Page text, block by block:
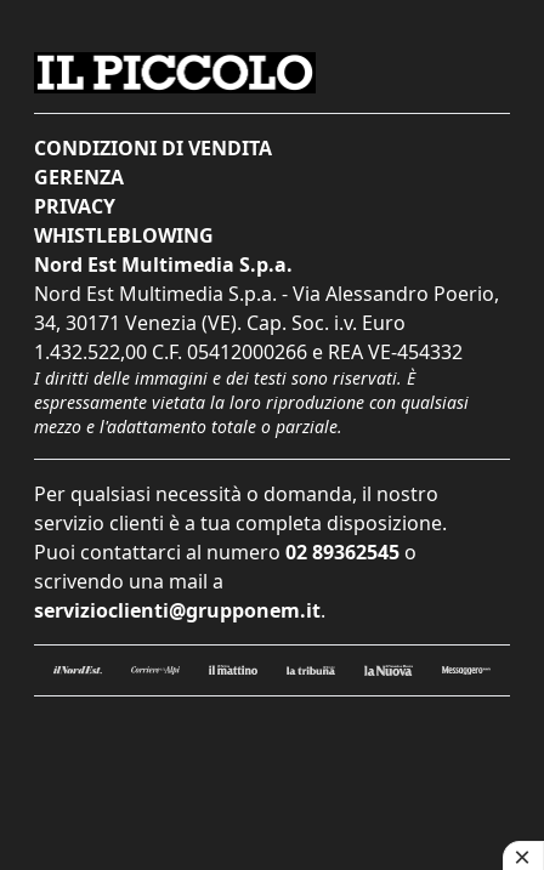
CONDIZIONI DI VENDITA
GERENZA
PRIVACY
WHISTLEBLOWING
Nord Est Multimedia S.p.a.
Nord Est Multimedia S.p.a. - Via Alessandro Poerio,
34, 30171 Venezia (VE). Cap. Soc. i.v. Euro
1.432.522,00 C.F. 05412000266 e REA VE-454332
I diritti delle immagini e dei testi sono riservati. È
espressamente vietata la loro riproduzione con qualsiasi
mezzo e l'adattamento totale o parziale.
Per qualsiasi necessità o domanda, il nostro
servizio clienti è a tua completa disposizione.
Puoi contattarci al numero 02 89362545 o
scrivendo una mail a
servizioclienti@grupponem.it.